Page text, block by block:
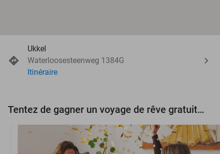
Ukkel
Waterloosesteenweg 1384G
Itinéraire
Tentez de gagner un voyage de rêve gratuit d'une valeur de 3.000 € !